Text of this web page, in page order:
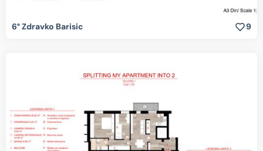
6° Zdravko Barisic 9